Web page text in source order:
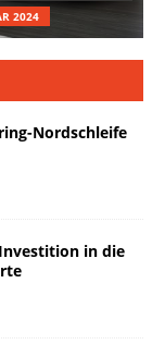
2024
Nordschleife
in die